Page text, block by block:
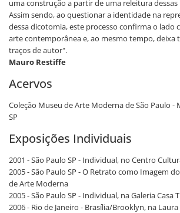
uma construção a partir de uma releitura dessas
Assim sendo, ao questionar a identidade na
dessa dicotomia, este processo confirma o lado
arte contemporânea e, ao mesmo tempo, deixa
traços de autor".
Mauro Restiffe
Acervos
Coleção Museu de Arte Moderna de São Paulo -
SP
Exposições Individuais
2001 - São Paulo SP - Individual, no Centro
2005 - São Paulo SP - O Retrato como Imagem
de Arte Moderna
2005 - São Paulo SP - Individual, na Galeria Casa
2006 - Rio de Janeiro - Brasília/Brooklyn, na